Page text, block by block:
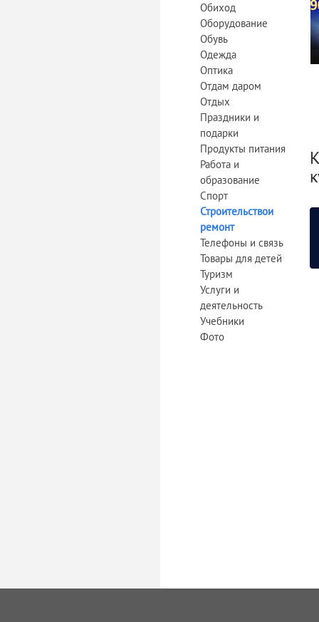
Обиход
Оборудование
Обувь
Одежда
Оптика
Отдам даром
Отдых
Праздники и
подарки
Продукты питания
Работа и
образование
Спорт
Строительствои
ремонт
Телефоны и связь
Товары для детей
Туризм
Услуги и
деятельность
Учебники
Фото